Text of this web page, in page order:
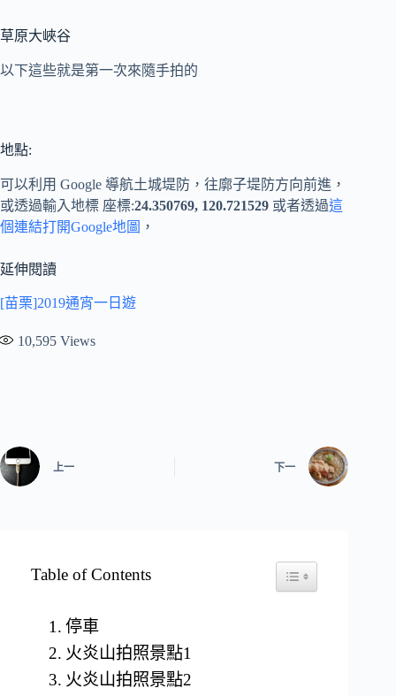
草原大峽谷
以下這些就是第一次來隨手拍的
地點:
可以利用 Google 導航土城堤防，往廓子堤防方向前進，
或透過輸入地標 座標:24.350769, 120.721529 或者透過這
個連結打開Google地圖 ，
延伸閱讀
[苗栗]2019通宵一日遊
10,595 Views
上一 下一
Table of Contents Toggle Table of Content
停車
火炎山拍照景點1
火炎山拍照景點2